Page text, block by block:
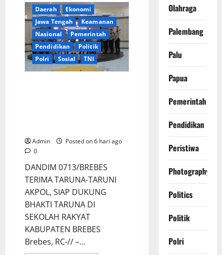
Apel
Perdana
di
Polres
Brebes,
AKBP
Muhammad
Ali
Akbar
Ingatkan
Daerah
Ekonomi
Jawa Tengah
Keamanan
Nasional
Pemerintah
Pendidikan
Politik
Polri
Sosial TNI
Admin
Posted on 6 hari ago
0
DANDIM 0713/BREBES
TERIMA TARUNA-TARUNI
AKPOL, SIAP DUKUNG
BHAKTI TARUNA DI
SEKOLAH RAKYAT
KABUPATEN BREBES
Brebes, RC-// –...
Olahraga
Palembang
Palu
Papua
Pemerintah
Pendidikan
Peristiwa
Photography
Politics
Politik
Polri